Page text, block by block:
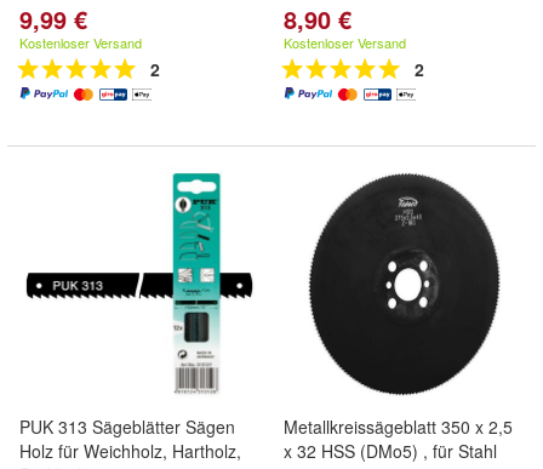
9,99 €
Kostenloser Versand
2
8,90 €
Kostenloser Versand
2
PUK 313 Sägeblätter Sägen
Holz für Weichholz, Hartholz,
Metallkreissägeblatt 350 x 2,5
x 32 HSS (DMo5) , für Stahl